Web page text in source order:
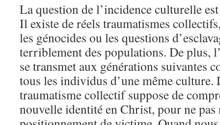
La question de l’incidence culturelle
Il existe de réels traumatismes
les génocides ou les questions
terriblement des populations. De plus,
se transmet aux générations suivantes
tous les individus d’une même culture.
traumatisme collectif suppose de
nouvelle identité en Christ, pour ne pas